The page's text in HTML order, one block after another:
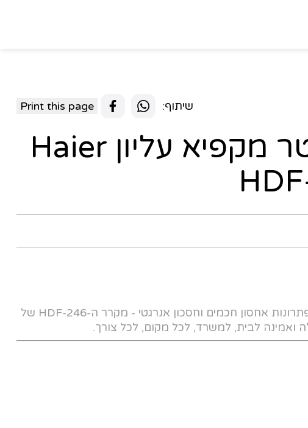
שיתוף: Print this page
מקרר 211 ליטר מקפיא עליון Haier
עבודה שקטה במיוחד, מגוון רחב של פתרונות אחסון חכמים וחסכון אנרגטי - מקרר ה-HDF-246 של